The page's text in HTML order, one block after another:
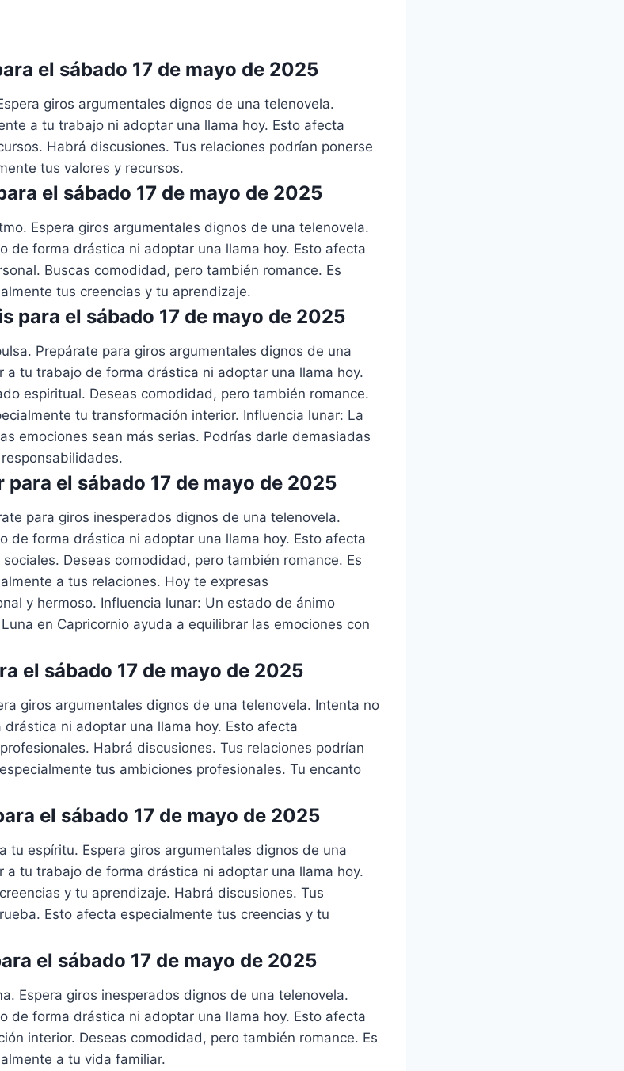
el sábado 17 de mayo de 2025
giros argumentales dignos de una telenovela.
a tu trabajo ni adoptar una llama hoy. Esto afecta
Habrá discusiones. Tus relaciones podrían ponerse
tus valores y recursos.
el sábado 17 de mayo de 2025
Espera giros argumentales dignos de una telenovela.
de forma drástica ni adoptar una llama hoy. Esto afecta
Buscas comodidad, pero también romance. Es
tus creencias y tu aprendizaje.
para el sábado 17 de mayo de 2025
Prepárate para giros argumentales dignos de una
a tu trabajo de forma drástica ni adoptar una llama hoy.
espiritual. Deseas comodidad, pero también romance.
tu transformación interior. Influencia lunar: La
emociones sean más serias. Podrías darle demasiadas
el sábado 17 de mayo de 2025
para giros inesperados dignos de una telenovela.
de forma drástica ni adoptar una llama hoy. Esto afecta
Deseas comodidad, pero también romance. Es
a tus relaciones. Hoy te expresas
y hermoso. Influencia lunar: Un estado de ánimo
en Capricornio ayuda a equilibrar las emociones con
el sábado 17 de mayo de 2025
giros argumentales dignos de una telenovela. Intenta no
ni adoptar una llama hoy. Esto afecta
Habrá discusiones. Tus relaciones podrían
tus ambiciones profesionales. Tu encanto
el sábado 17 de mayo de 2025
tu espíritu. Espera giros argumentales dignos de una
a tu trabajo de forma drástica ni adoptar una llama hoy.
y tu aprendizaje. Habrá discusiones. Tus
Esto afecta especialmente tus creencias y tu
el sábado 17 de mayo de 2025
Espera giros inesperados dignos de una telenovela.
de forma drástica ni adoptar una llama hoy. Esto afecta
interior. Deseas comodidad, pero también romance. Es
a tu vida familiar.